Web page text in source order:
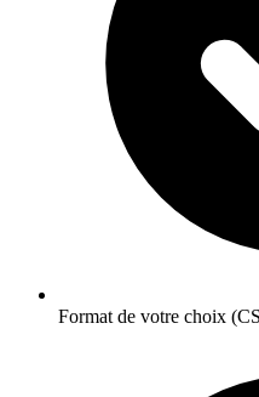
Format de votre choix